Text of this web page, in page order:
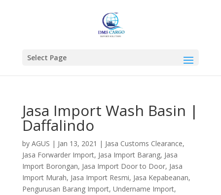
Select Page
Jasa Import Wash Basin |
Daffalindo
by AGUS | Jan 13, 2021 | Jasa Customs Clearance,
Jasa Forwarder Import, Jasa Import Barang, Jasa
Import Borongan, Jasa Import Door to Door, Jasa
Import Murah, Jasa Import Resmi, Jasa Kepabeanan,
Pengurusan Barang Import, Undername Import,